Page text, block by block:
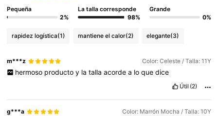
Pequeña
2%
La talla corresponde
98%
Grande
0%
rapidez logística(1) mantiene el calor(2) elegante(3)
m***z Color: Celeste / Talla: 11Y
hermoso producto y la talla acorde a lo que dice
Útil (2)
g***a Color: Marrón Mocha / Talla: 10Y